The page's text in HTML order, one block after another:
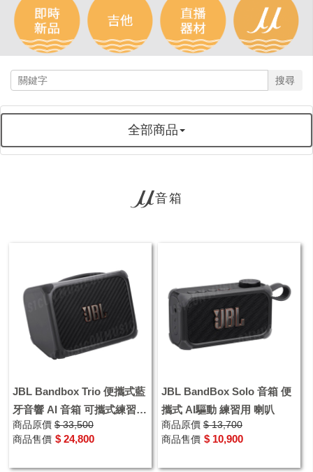
搜尋
全部商品
音箱
JBL Bandbox Trio 便攜式藍
牙音響 AI 音箱 可攜式練習用
擴音機 喇叭
商品原價 $ 33,500
商品售價 $ 24,800
JBL BandBox Solo 音箱 便
攜式 AI驅動 練習用 喇叭
商品原價 $ 13,700
商品售價 $ 10,900